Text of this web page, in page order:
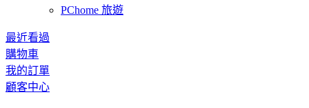
PChome 旅遊
最近看過
購物車
我的訂單
顧客中心